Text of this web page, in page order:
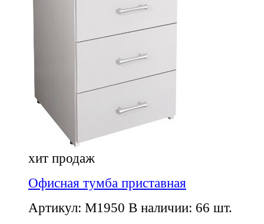
хит продаж
Офисная тумба приставная
Артикул: M1950 В наличии: 66 шт.